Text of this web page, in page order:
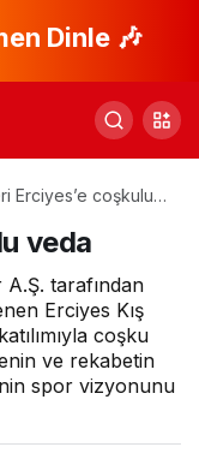
Dinle 🎶
Erciyes’e coşkulu
veda
tarafından
Erciyes Kış
coşku
ve rekabetin
spor vizyonunu
Paylaş